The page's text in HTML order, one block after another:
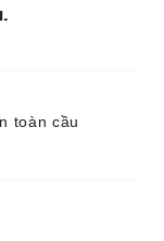
toàn cầu